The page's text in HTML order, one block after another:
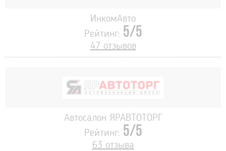
ИнкомАвто
Рейтинг: 5/5
47 отзывов
Автосалон ЯРАВТОТОРГ
Рейтинг: 5/5
63 отзыва